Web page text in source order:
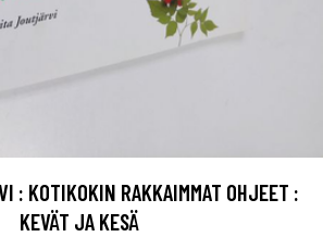
: KOTIKOKIN RAKKAIMMAT OHJEET :
KEVÄT JA KESÄ